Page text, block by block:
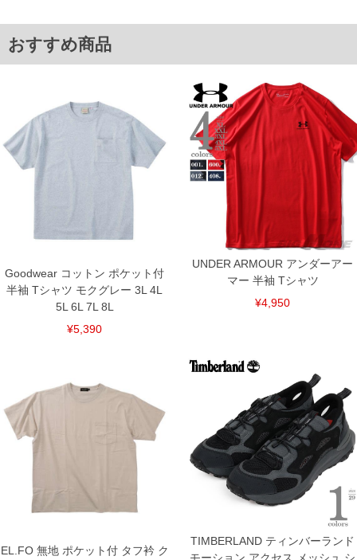
■サイズ表
サイズ/バスト/総丈/裾周り/肩幅/袖丈
5L/150/82/150/62/26
6L/160/84/160/64/27
7L/170/86/170/66/28
8L/180/88/180/68/29
単位はcm
返品交換希望の方は、商品到着後1週間以内にご連絡ください。
下着(肌着)やワイシャツは商品の性質上、返品交換不可とさせて頂いております。予め
備考欄に股下●cmとご記入下さい。（裾上げ無料対象商品は1本につき税込6,000円以
上の品が対象。1本5,999円以下の商品は有料（500円+税）となります。）
出荷まで約1週間～20日間程お時間を頂く場合がございます。
尚、裾上げした商品は返品・交換不可となりますので、予めご了承下さい。
いている、極端なデザインが施されている等)
ンピュータ画面）によって、商品の色味が若干異なる場合がございます。予めご了承
※当店での掲載商品は、実店鋪と在庫を共用しておりますので店頭での売り違い、店
舗からのお取り寄せ等により、お客様にご迷惑をお掛けしてしまう場合がございま
す。そのようなことがない様最大限に努めておりますが、もしあった場合速やかにご
連絡させて頂きますので予めご了承ください。
おすすめ商品
Goodwear コットン ポケット付
半袖 Tシャツ モクグレー 3L 4L
5L 6L 7L 8L
¥5,390
UNDER ARMOUR アンダーアー
マー 半袖 Tシャツ
¥4,950
EL.FO 無地 ポケット付 タフ衿 ク
TIMBERLAND ティンバーランド